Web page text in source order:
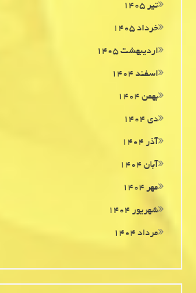
تیر ۱۴۰۵
خرداد ۱۴۰۵
اردیبهشت ۱۴۰۵
اسفند ۱۴۰۴
بهمن ۱۴۰۴
دی ۱۴۰۴
آذر ۱۴۰۴
آبان ۱۴۰۴
مهر ۱۴۰۴
شهریور ۱۴۰۴
مرداد ۱۴۰۴